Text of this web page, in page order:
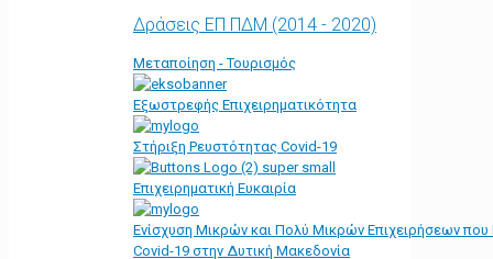
Δράσεις ΕΠ ΠΔΜ (2014 - 2020)
Μεταποίηση - Τουρισμός
Εξωστρεφής Επιχειρηματικότητα
Στήριξη Ρευστότητας Covid-19
Επιχειρηματική Ευκαιρία
Ενίσχυση Μικρών και Πολύ Μικρών Επιχειρήσεων
Covid-19 στην Δυτική Μακεδονία